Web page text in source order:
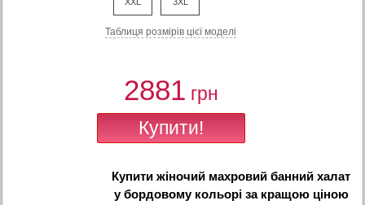
Таблиця розмiрiв цiєї моделi
2881 грн
Купитижіночий махровий банний халат
у бордовому кольоріза кращою ціною